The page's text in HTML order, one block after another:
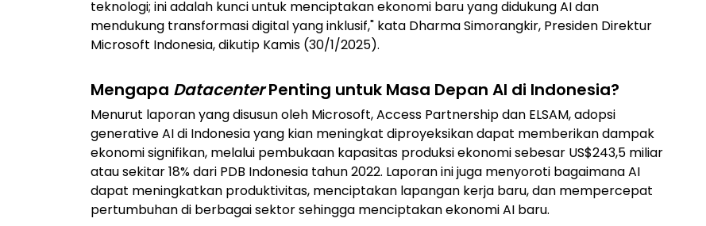
teknologi; ini adalah kunci untuk menciptakan ekonomi baru yang didukung AI dan
mendukung transformasi digital yang inklusif," kata Dharma Simorangkir, Presiden Direktur
Microsoft Indonesia, dikutip Kamis (30/1/2025).
Mengapa DatacenterPenting untuk Masa Depan AI di Indonesia?
Menurut laporan yang disusun oleh Microsoft, Access Partnership dan ELSAM, adopsi
generative AI di Indonesia yang kian meningkat diproyeksikan dapat memberikan dampak
ekonomi signifikan, melalui pembukaan kapasitas produksi ekonomi sebesar US$243,5 miliar
atau sekitar 18% dari PDB Indonesia tahun 2022. Laporan ini juga menyoroti bagaimana AI
dapat meningkatkan produktivitas, menciptakan lapangan kerja baru, dan mempercepat
pertumbuhan di berbagai sektor sehingga menciptakan ekonomi AI baru.